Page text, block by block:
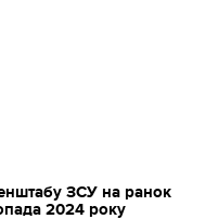
ЗСУ на ранок
2024 року